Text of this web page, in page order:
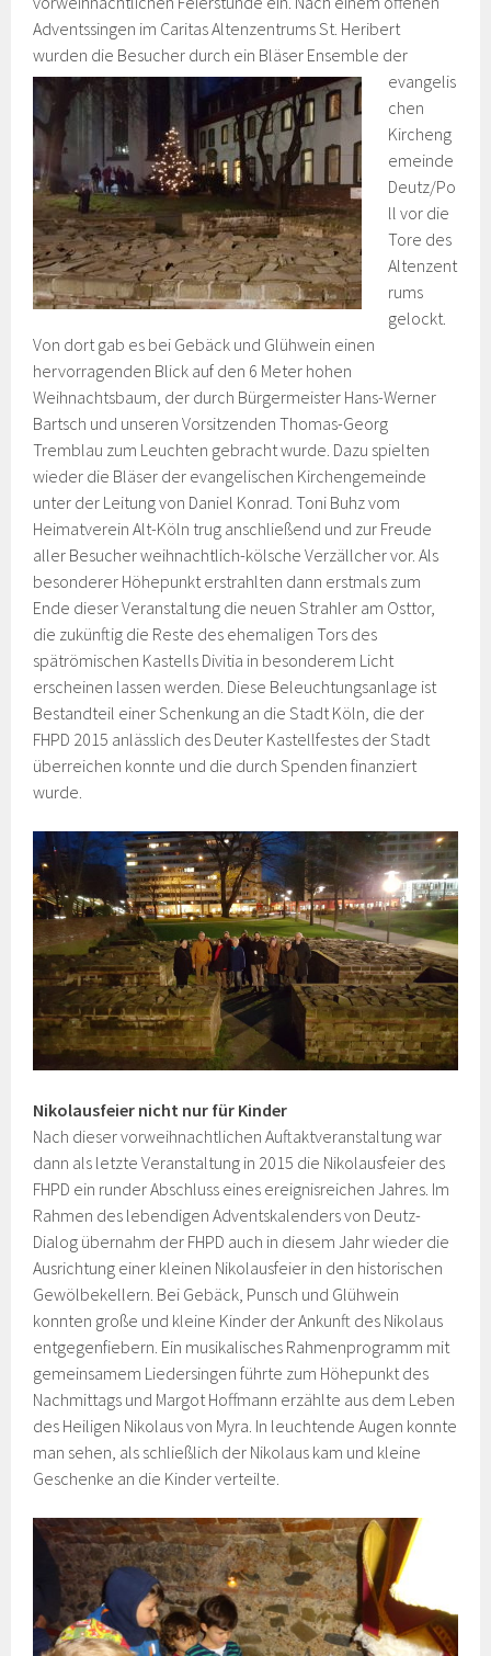
Adventssingen im Caritas Altenzentrums St. Heribert
wurden die Besucher durch ein Bläser Ensemble der
evangelis
chen
Kircheng
emeinde
Deutz/Po
ll vor die
Tore des
Altenzent
rums
gelockt.
Von dort gab es bei Gebäck und Glühwein einen
hervorragenden Blick auf den 6 Meter hohen
Weihnachtsbaum, der durch Bürgermeister Hans-Werner
Bartsch und unseren Vorsitzenden Thomas-Georg
Tremblau zum Leuchten gebracht wurde. Dazu spielten
wieder die Bläser der evangelischen Kirchengemeinde
unter der Leitung von Daniel Konrad. Toni Buhz vom
Heimatverein Alt-Köln trug anschließend und zur Freude
aller Besucher weihnachtlich-kölsche Verzällcher vor. Als
besonderer Höhepunkt erstrahlten dann erstmals zum
Ende dieser Veranstaltung die neuen Strahler am Osttor,
die zukünftig die Reste des ehemaligen Tors des
spätrömischen Kastells Divitia in besonderem Licht
erscheinen lassen werden. Diese Beleuchtungsanlage ist
Bestandteil einer Schenkung an die Stadt Köln, die der
FHPD 2015 anlässlich des Deuter Kastellfestes der Stadt
überreichen konnte und die durch Spenden finanziert
wurde.
Nikolausfeier nicht nur für Kinder
Nach dieser vorweihnachtlichen Auftaktveranstaltung war
dann als letzte Veranstaltung in 2015 die Nikolausfeier des
FHPD ein runder Abschluss eines ereignisreichen Jahres. Im
Rahmen des lebendigen Adventskalenders von Deutz-
Dialog übernahm der FHPD auch in diesem Jahr wieder die
Ausrichtung einer kleinen Nikolausfeier in den historischen
Gewölbekellern. Bei Gebäck, Punsch und Glühwein
konnten große und kleine Kinder der Ankunft des Nikolaus
entgegenfiebern. Ein musikalisches Rahmenprogramm mit
gemeinsamem Liedersingen führte zum Höhepunkt des
Nachmittags und Margot Hoffmann erzählte aus dem Leben
des Heiligen Nikolaus von Myra. In leuchtende Augen konnte
man sehen, als schließlich der Nikolaus kam und kleine
Geschenke an die Kinder verteilte.